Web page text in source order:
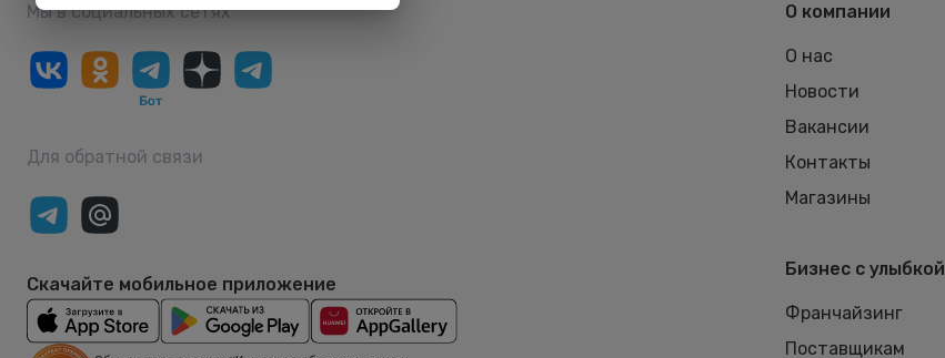
Мы в социальных сетях
Для обратной связи
Скачайте мобильное приложение
О компании
О нас
Новости
Вакансии
Контакты
Магазины
Бизнес с улыбкой
Франчайзинг
Поставщикам